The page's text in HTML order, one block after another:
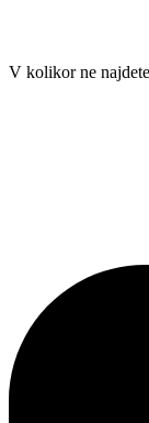
Skip
V kolikor ne